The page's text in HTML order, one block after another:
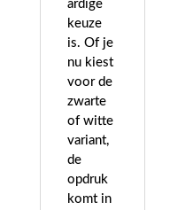
ardige
keuze
is. Of je
nu kiest
voor de
zwarte
of witte
variant,
de
opdruk
komt in